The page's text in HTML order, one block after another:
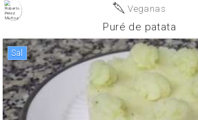
Veganas
Puré de patata
sal